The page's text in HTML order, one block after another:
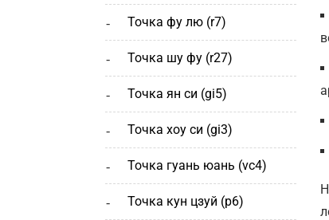
точка фу лю (r7)
точка шу фу (r27)
точка ян си (gi5)
точка хоу си (gi3)
точка гуань юань (vc4)
точка кун цзуй (р6)